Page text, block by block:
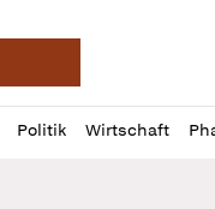
Deutsche
Politik Wirtschaft
Profil
öffnen
Daz
Pur